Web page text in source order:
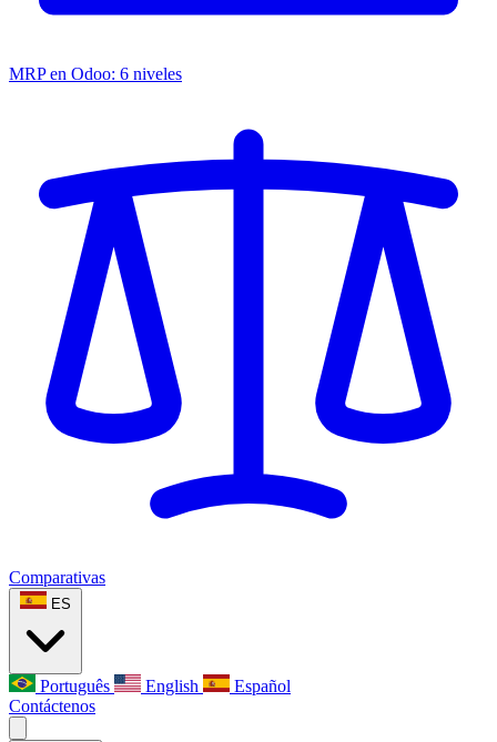
MRP en Odoo: 6 niveles
Comparativas
ES
Português English
Español
Contáctenos